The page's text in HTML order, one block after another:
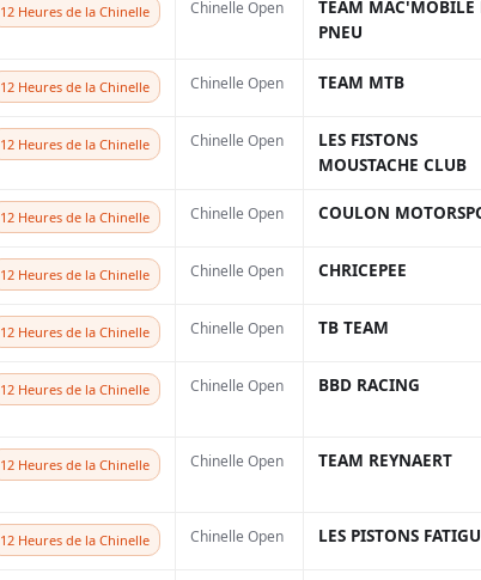
12 Heures de la Chinelle Chinelle Open
TEAM MAC'MOBILE
PNEU
12 Heures de la Chinelle Chinelle Open TEAM MTB
12 Heures de la Chinelle Chinelle Open
LES FISTONS
MOUSTACHE CLUB
12 Heures de la Chinelle Chinelle Open COULON
12 Heures de la Chinelle Chinelle Open CHRICEPEE
12 Heures de la Chinelle Chinelle Open TB TEAM
12 Heures de la Chinelle Chinelle Open BBD RACING
12 Heures de la Chinelle Chinelle Open TEAM REYNAERT
12 Heures de la Chinelle Chinelle Open LES PISTONS
Glenn, lors de votre deuxième course
vous avez remporté votre première